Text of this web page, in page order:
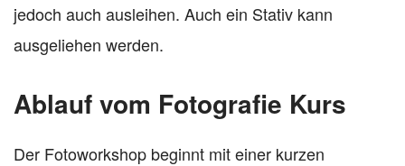
jedoch auch ausleihen. Auch ein Stativ kann
ausgeliehen werden.
Ablauf vom Fotografie Kurs
Der Fotoworkshop beginnt mit einer kurzen